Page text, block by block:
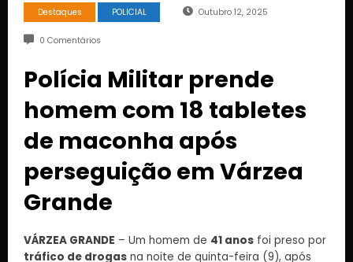
Destaques POLICIAL Outubro 12, 2025
0 Comentários
Polícia Militar prende
homem com 18 tabletes
de maconha após
perseguição em Várzea
Grande
VÁRZEA GRANDE – Um homem de 41 anos foi preso por
tráfico de drogas na noite de quinta-feira (9), após